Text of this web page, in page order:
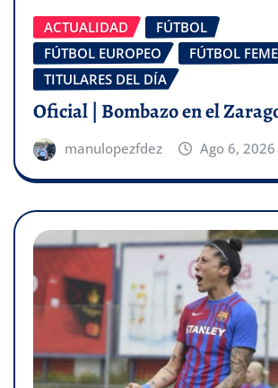
ACTUALIDAD
FÚTBOL
FÚTBOL EUROPEO
FÚTBOL
TITULARES DEL DÍA
Oficial | Bombazo en el
manulopezfdez Ago 6, 2026